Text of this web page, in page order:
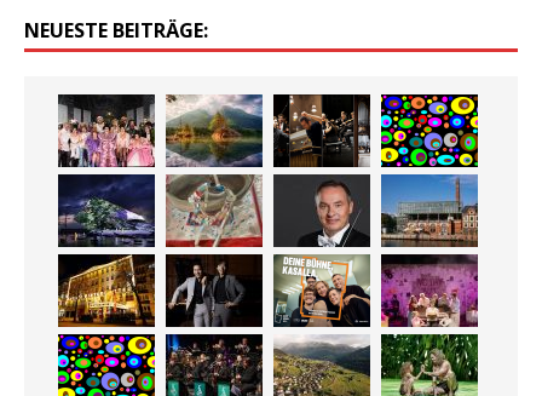
NEUESTE BEITRÄGE: